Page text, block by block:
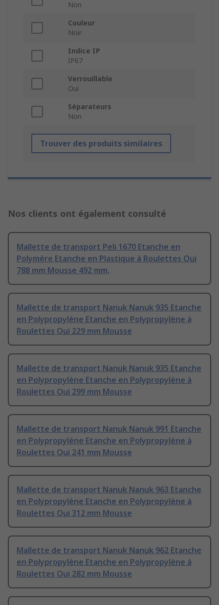
Non
Couleur
Noir
Indice IP
IP67
Verrouillable
Oui
Séparateurs
Non
Trouver des produits similaires
Nos clients ont également consulté
Mallette de transport Peli 1670 Etanche en
Polymère Etanche en Plastique à Roulettes Oui
788 mm Mousse 492 mm,
Mallette de transport Nanuk Nanuk 935 Etanche
en Polypropylène Etanche en Polypropylène à
Roulettes Oui 229 mm Mousse
Mallette de transport Nanuk Nanuk 935 Etanche
en Polypropylène Etanche en Polypropylène à
Roulettes Oui 299 mm Mousse
Mallette de transport Nanuk Nanuk 991 Etanche
en Polypropylène Etanche en Polypropylène à
Roulettes Oui 241 mm Mousse
Mallette de transport Nanuk Nanuk 963 Etanche
en Polypropylène Etanche en Polypropylène à
Roulettes Oui 312 mm Mousse
Mallette de transport Nanuk Nanuk 962 Etanche
en Polypropylène Etanche en Polypropylène à
Roulettes Oui 282 mm Mousse